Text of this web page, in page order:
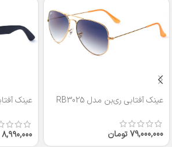
عینک آفتابی ری‌بن مدل RB3025
79,000,000تومان
8,990,000